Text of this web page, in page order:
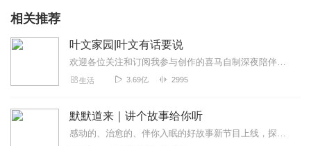
相关推荐
叶文家园|叶文有话要说
欢迎各位关注和订阅我参与创作的喜马自制深夜陪伴谈话栏目《听你说·百态人声》【听你说·百态人声】每晚直播连线真实人间故事|叶文现场互动中|人间冷暖，抱团取暖每周...
生活 3.69亿 2995
默默道来｜讲个故事给你听
感动的、治愈的、伴你入眠的好故事新节目上线，探索现实世界的无尽魅力，追求对生活的真实记录《听见人间真相》（点击名称，直达专辑）网易人间故事集持续更新中，邀您关注...